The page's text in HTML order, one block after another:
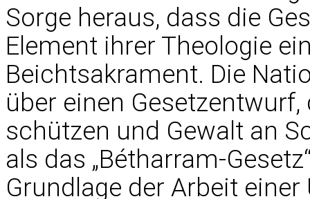
Sorge heraus, dass die
Element ihrer Theologie
Beichtsakrament. Die
über einen Gesetzentwurf,
schützen und Gewalt an
als das „Bétharram-
Grundlage der Arbeit